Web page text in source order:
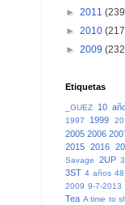
► 2011
► 2010
► 2009
Etiquetas
_GUEZ 10
1997
1999 20
2005 2006
2015 2016
Savage
2UP
3ST 4 años
2009 9-7-2013
Tea A time to